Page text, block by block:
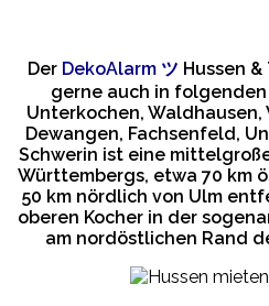
Der DekoAlarm ツ Hussen
gerne auch in
Unterkochen, Waldhausen,
Dewangen, Fachsenfeld,
Schwerin ist eine
Württembergs, etwa 70 km
50 km nördlich von Ulm
oberen Kocher in der
am nordöstlichen Rand